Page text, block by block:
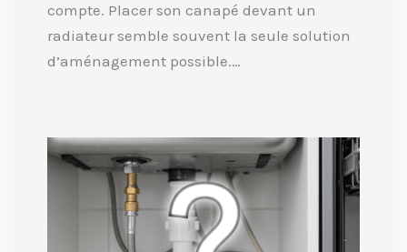
compte. Placer son canapé devant un
radiateur semble souvent la seule solution
d’aménagement possible.…